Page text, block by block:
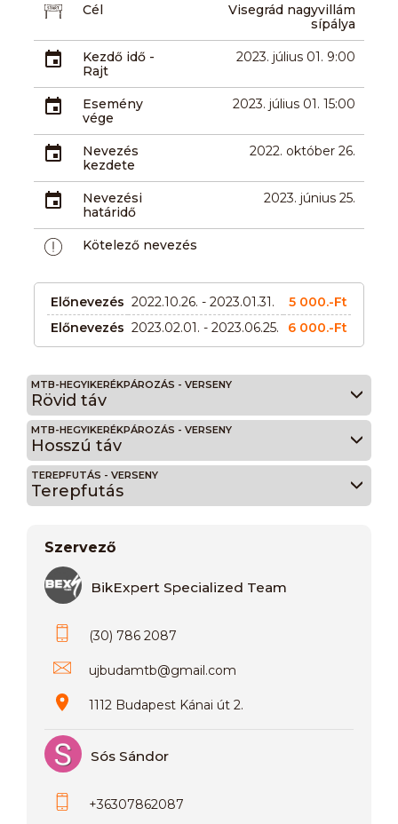
Cél
Visegrád nagyvillám
sípálya
Kezdő idő -
Rajt
2023. július 01. 9:00
Esemény
vége
2023. július 01. 15:00
Nevezés
kezdete
2022. október 26.
Nevezési
határidő
2023. június 25.
Kötelező nevezés
Előnevezés 2022.10.26. - 2023.01.31.
5 000.-Ft
Előnevezés 2023.02.01. - 2023.06.25. 6 000.-Ft
MTB-HEGYIKERÉKPÁROZÁS - VERSENY
Rövid táv
MTB-HEGYIKERÉKPÁROZÁS - VERSENY
Hosszú táv
TEREPFUTÁS - VERSENY
Terepfutás
Szervező
BikExpert Specialized Team
(30) 786 2087
ujbudamtb@gmail.com
1112 Budapest Kánai út 2.
Sós Sándor
+36307862087